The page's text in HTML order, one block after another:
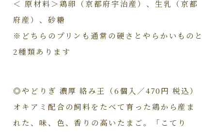
＜ 原材料＞鶏卵（京都府宇治産）、生乳（京都
府産）、砂糖
※どちらのプリンも通常の硬さとやらかいものと
2種類あります
◎やどりぎ 濃厚 絡み王（6個入／470円 税込）
オキアミ配合の飼料をたべて育った鶏から産ま
れた、味、色、香りの高いたまご。「こてり